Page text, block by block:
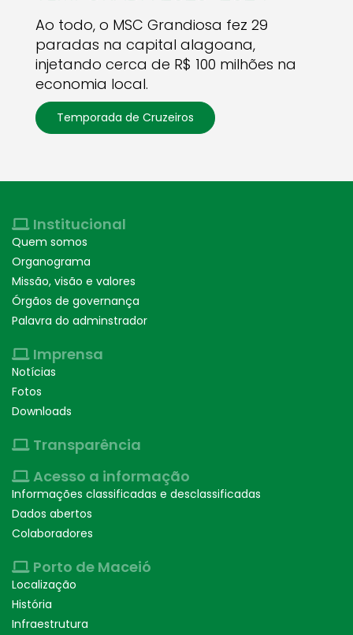
Ao todo, o MSC Grandiosa fez 29
paradas na capital alagoana,
injetando cerca de R$ 100 milhões na
economia local.
Temporada de Cruzeiros
Institucional
Quem somos
Organograma
Missão, visão e valores
Órgãos de governança
Palavra do adminstrador
Imprensa
Notícias
Fotos
Downloads
Transparência
Acesso a informação
Informações classificadas e desclassificadas
Dados abertos
Colaboradores
Porto de Maceió
Localização
História
Infraestrutura